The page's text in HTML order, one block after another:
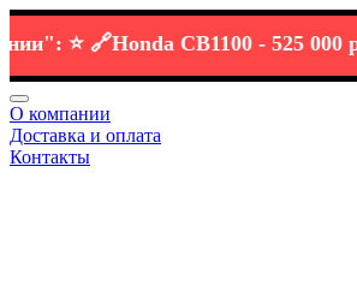
⭐️ 🔗Honda CB1100 -525 000 р 💰
О компании
Доставка и оплата
Контакты